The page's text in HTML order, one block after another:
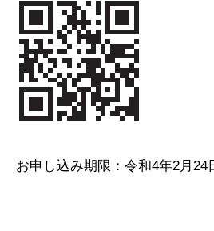
お申し込み期限：令和4年2月24